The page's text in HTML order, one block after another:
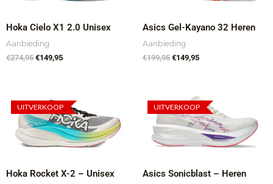
Hoka Cielo X1 2.0 Unisex
Aanbieding
€274,95 €149,95
Asics Gel-Kayano 32 Heren
Aanbieding
€199,95 €149,95
UITVERKOOP
Hoka Rocket X-2 – Unisex
prijs
was:
€249,95.
prijs
is:
€149,95.
UITVERKOOP
Asics Sonicblast – Heren
Oorspronkelijke
prijs
was:
€189,95.
Huidige
prijs
is:
€139,95.